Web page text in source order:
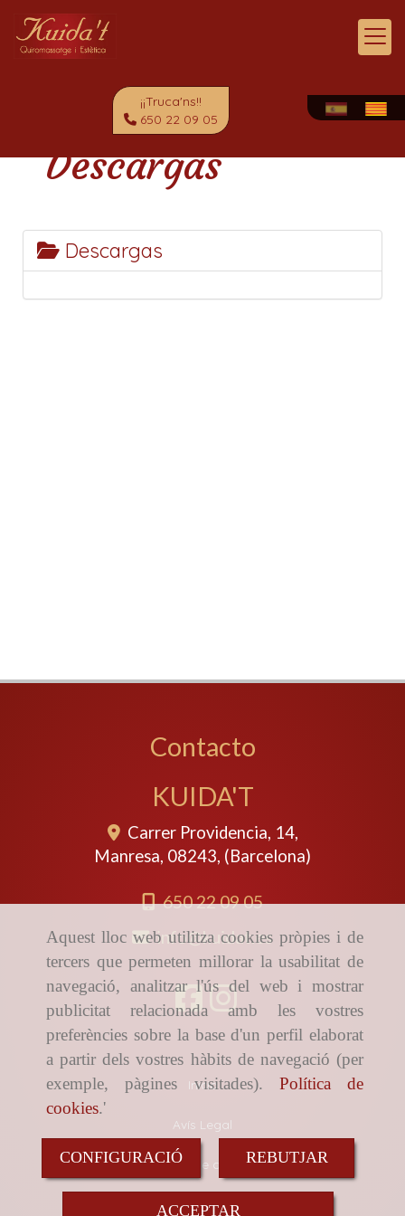
Aquest lloc web utilitza cookies pròpies i de
tercers que permeten millorar la usabilitat de
navegació, analitzar l'ús del web i mostrar
publicitat relacionada amb les vostres
preferències sobre la base d'un perfil elaborat
a partir dels vostres hàbits de navegació (per
exemple, pàgines visitades). Política de
cookies.'
CONFIGURACIÓ REBUTJAR
ACCEPTAR
¡¡Truca'ns!!
650 22 09 05
Descargas
Descargas
Contacto
KUIDA'T
Carrer Providencia, 14,
Manresa, 08243, (Barcelona)
650 22 09 05
info
kuidat.es
Inicio
Avís Legal
Política de cookies
Política de Privacitat